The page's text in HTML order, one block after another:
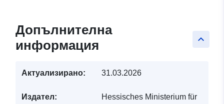
keyboard_arrow_up
Допълнителна
информация
Актуализирано: 31.03.2026
Издател:
Hessisches Ministerium für